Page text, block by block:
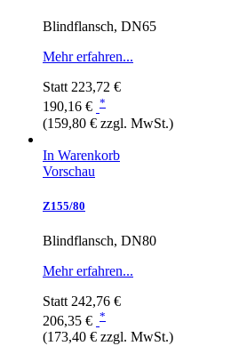
Blindflansch, DN65
Mehr erfahren...
Statt 223,72 €
190,16 € *
(159,80 € zzgl. MwSt.)
In Warenkorb
Vorschau
Z155/80
Blindflansch, DN80
Mehr erfahren...
Statt 242,76 €
206,35 € *
(173,40 € zzgl. MwSt.)